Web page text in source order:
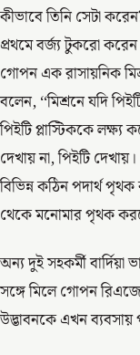
কীভাবে তিনি সেটা
প্রথমে বর্জ্য টুকরো
গোপন এক রাসায়নিক
বলেন, ‘‘মিশ্রনে যদি
পিইটি প্লাস্টিককে লক্ষ্য
দেখায় না, পিইটি
বিভিন্ন কঠিন পদার্থ
থেকে মনোমার পৃথক
অন্য দুই সহকর্মী
সঙ্গে মিলে গোপন
উদ্ভাবনকে এখন